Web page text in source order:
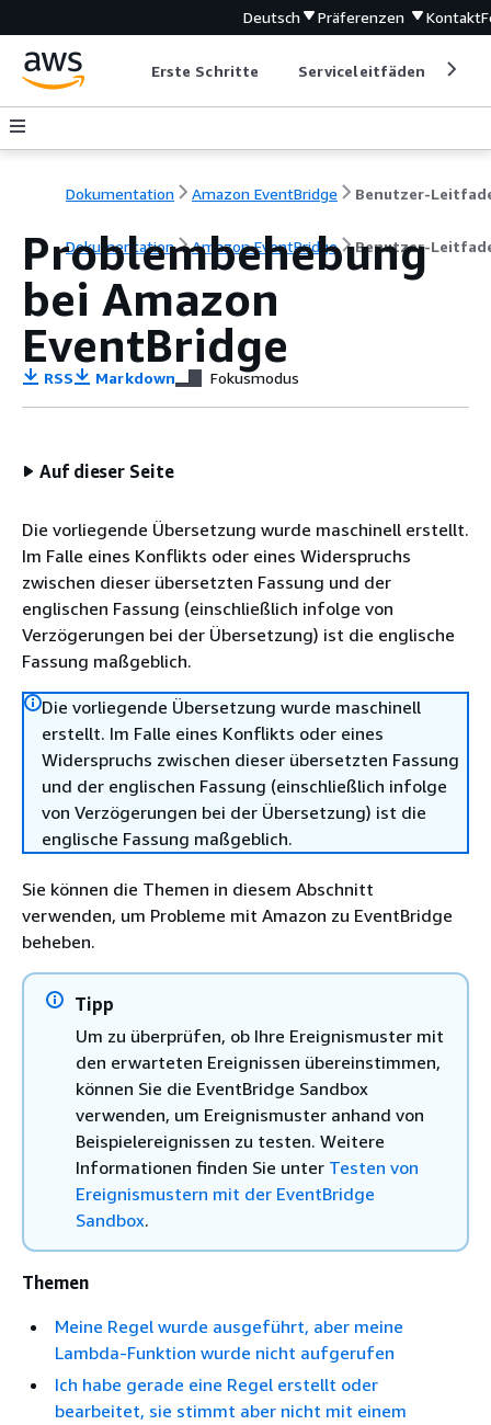
Deutsch Präferenzen Kontakt
Erste Schritte Serviceleitfäden
Dokumentation Amazon EventBridge Benutzer-
Dokumentation Amazon EventBridge Benutzer-
Problembehebung
bei Amazon
EventBridge
RSS Markdown Fokusmodus
Auf dieser Seite
Die vorliegende Übersetzung wurde maschinell erstellt.
Im Falle eines Konflikts oder eines Widerspruchs
zwischen dieser übersetzten Fassung und der
englischen Fassung (einschließlich infolge von
Verzögerungen bei der Übersetzung) ist die englische
Fassung maßgeblich.
Die vorliegende Übersetzung wurde maschinell
erstellt. Im Falle eines Konflikts oder eines
Widerspruchs zwischen dieser übersetzten Fassung
und der englischen Fassung (einschließlich infolge
von Verzögerungen bei der Übersetzung) ist die
englische Fassung maßgeblich.
Sie können die Themen in diesem Abschnitt
verwenden, um Probleme mit Amazon zu EventBridge
beheben.
Tipp
Um zu überprüfen, ob Ihre Ereignismuster mit
den erwarteten Ereignissen übereinstimmen,
können Sie die EventBridge Sandbox
verwenden, um Ereignismuster anhand von
Beispielereignissen zu testen. Weitere
Informationen finden Sie unter Testen von
Ereignismustern mit der EventBridge
Sandbox.
Themen
Meine Regel wurde ausgeführt, aber meine
Lambda-Funktion wurde nicht aufgerufen
Ich habe gerade eine Regel erstellt oder
bearbeitet, sie stimmt aber nicht mit einem